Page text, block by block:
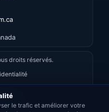
le trafic et améliorer votre
droits réservés.